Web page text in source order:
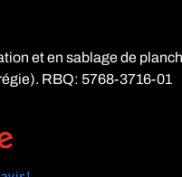
et en sablage de
RBQ: 5768-3716-01